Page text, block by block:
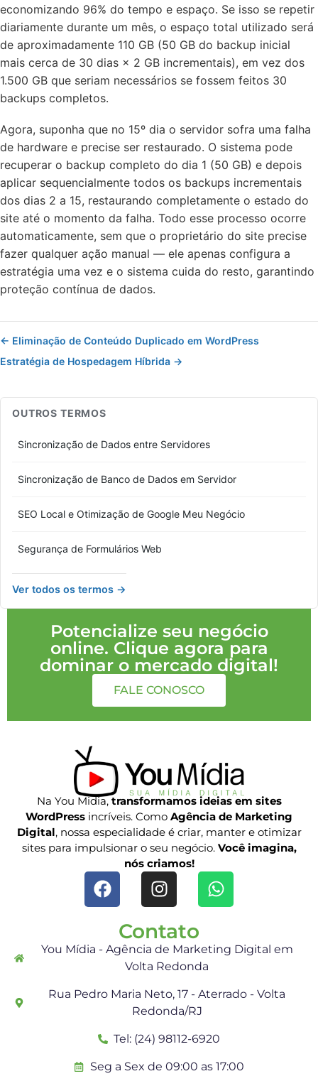
economizando 96% do tempo e espaço. Se isso se repetir
diariamente durante um mês, o espaço total utilizado será
de aproximadamente 110 GB (50 GB do backup inicial
mais cerca de 30 dias × 2 GB incrementais), em vez dos
1.500 GB que seriam necessários se fossem feitos 30
backups completos.
Agora, suponha que no 15º dia o servidor sofra uma falha
de hardware e precise ser restaurado. O sistema pode
recuperar o backup completo do dia 1 (50 GB) e depois
aplicar sequencialmente todos os backups incrementais
dos dias 2 a 15, restaurando completamente o estado do
site até o momento da falha. Todo esse processo ocorre
automaticamente, sem que o proprietário do site precise
fazer qualquer ação manual — ele apenas configura a
estratégia uma vez e o sistema cuida do resto, garantindo
proteção contínua de dados.
← Eliminação de Conteúdo Duplicado em WordPress
Estratégia de Hospedagem Híbrida →
OUTROS TERMOS
Sincronização de Dados entre Servidores
Sincronização de Banco de Dados em Servidor
SEO Local e Otimização de Google Meu Negócio
Segurança de Formulários Web
Ver todos os termos →
Potencialize seu negócio
online. Clique agora para
dominar o mercado digital!
FALE CONOSCO
Na You Midia, transformamos ideias em sites
WordPress incríveis. Como Agência de Marketing
Digital, nossa especialidade é criar, manter e otimizar
sites para impulsionar o seu negócio. Você imagina,
nós criamos!
Contato
You Mídia - Agência de Marketing Digital em
Volta Redonda
Rua Pedro Maria Neto, 17 - Aterrado - Volta
Redonda/RJ
Tel: (24) 98112-6920
Seg a Sex de 09:00 as 17:00